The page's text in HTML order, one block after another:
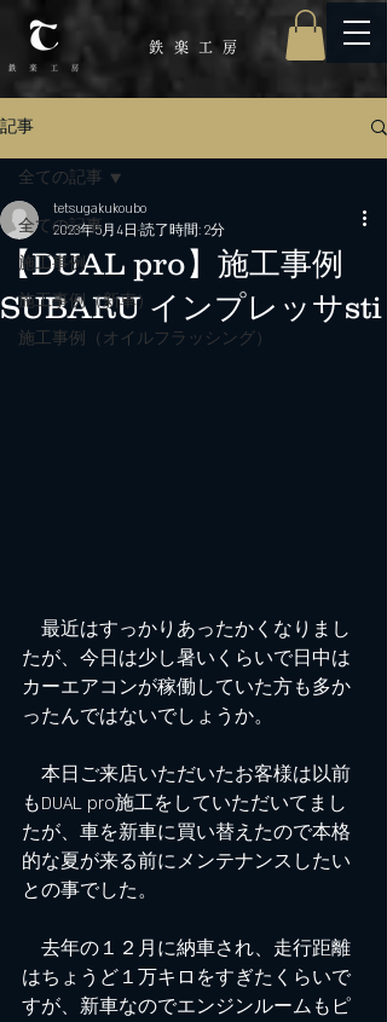
鉄楽工 房
記事
全ての記事
施工事例
施工事例（新車）
施工事例（オイルフラッシング）
全ての記事
【DUAL pro】施工事例
SUBARU インプレッサsti
tetsugakukoubo
2023年5月4日 読了時間: 2分
最近はすっかりあったかくなりまし
たが、今日は少し暑いくらいで日中は
カーエアコンが稼働していた方も多か
ったんではないでしょうか。
本日ご来店いただいたお客様は以前
もDUAL pro施工をしていただいてまし
たが、車を新車に買い替えたので本格
的な夏が来る前にメンテナンスしたい
との事でした。
去年の１２月に納車され、走行距離
はちょうど１万キロをすぎたくらいで
すが、新車なのでエンジンルームもピ